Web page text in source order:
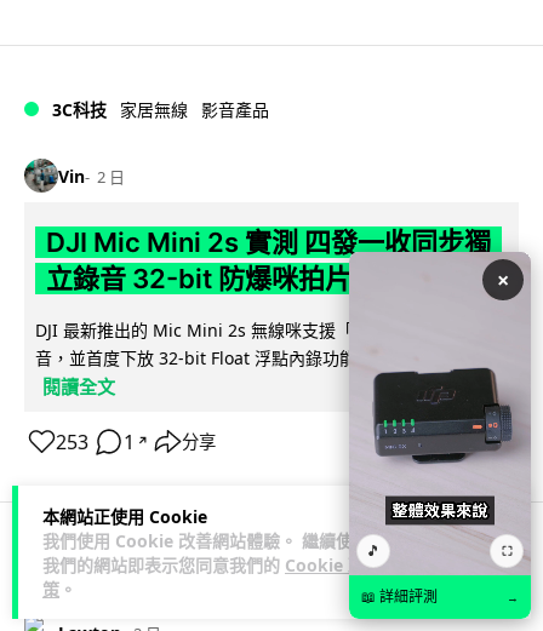
本網站正使用 Cookie
我們使用 Cookie 改善網站體驗。 繼續使用
我們的網站即表示您同意我們的 Cookie 政
策 。
3C科技 家居無線 影音產品
Vin 2 日
DJI Mic Mini 2s 實測 四發一收同步獨
立錄音 32-bit 防爆咪拍片必備
DJI 最新推出的 Mic Mini 2s 無線咪支援「四發一收」分軌錄
音，並首度下放 32-bit Float 浮點內錄功能。本文經實測其...
閱讀全文
253 1 ↗ 分享
科技娛樂 生活娛樂 城中熱話
×
🎵 ⛶
📖 詳細評測 →